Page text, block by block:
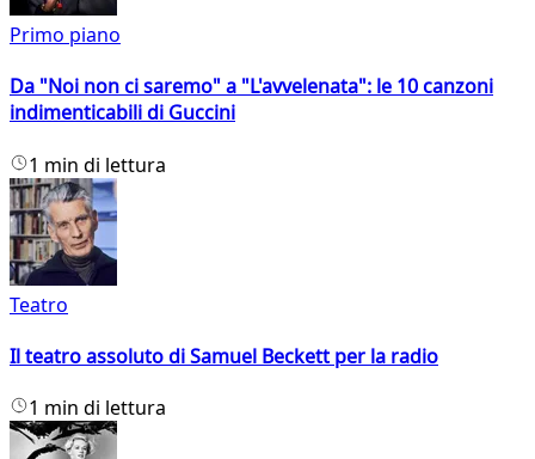
Primo piano
Da "Noi non ci saremo" a "L'avvelenata": le 10 canzoni
indimenticabili di Guccini
1 min di lettura
Teatro
Il teatro assoluto di Samuel Beckett per la radio
1 min di lettura